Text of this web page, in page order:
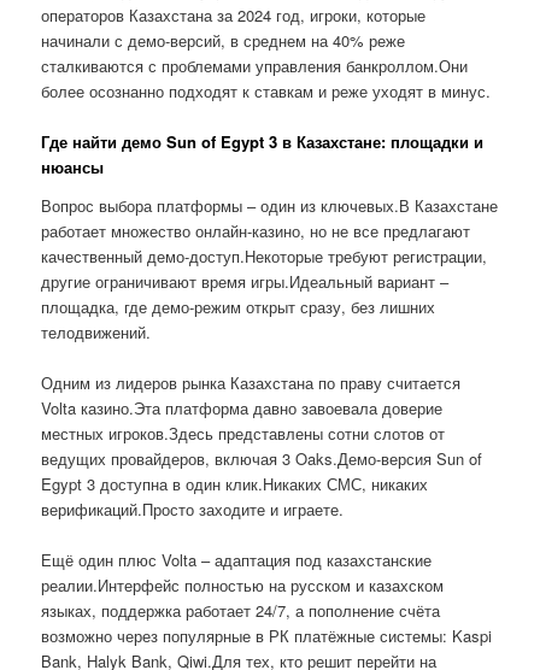
операторов Казахстана за 2024 год, игроки, которые
начинали с демо-версий, в среднем на 40% реже
сталкиваются с проблемами управления банкроллом.Они
более осознанно подходят к ставкам и реже уходят в минус.
Где найти демо Sun of Egypt 3 в Казахстане: площадки и
нюансы
Вопрос выбора платформы – один из ключевых.В Казахстане
работает множество онлайн-казино, но не все предлагают
качественный демо-доступ.Некоторые требуют регистрации,
другие ограничивают время игры.Идеальный вариант –
площадка, где демо-режим открыт сразу, без лишних
телодвижений.
Одним из лидеров рынка Казахстана по праву считается
Volta казино.Эта платформа давно завоевала доверие
местных игроков.Здесь представлены сотни слотов от
ведущих провайдеров, включая 3 Oaks.Демо-версия Sun of
Egypt 3 доступна в один клик.Никаких СМС, никаких
верификаций.Просто заходите и играете.
Ещё один плюс Volta – адаптация под казахстанские
реалии.Интерфейс полностью на русском и казахском
языках, поддержка работает 24/7, а пополнение счёта
возможно через популярные в РК платёжные системы: Kaspi
Bank, Halyk Bank, Qiwi.Для тех, кто решит перейти на